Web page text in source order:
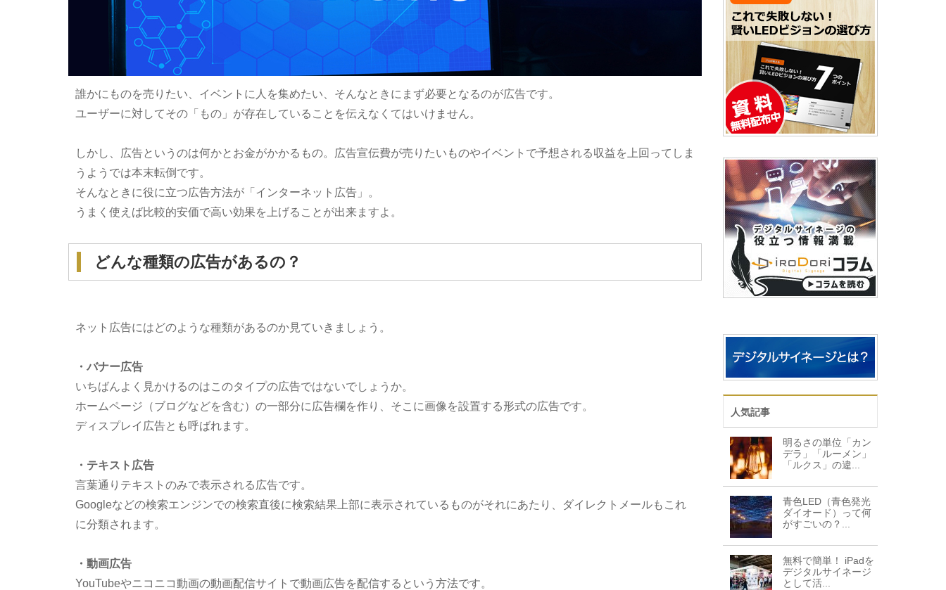
誰かにものを売りたい、イベントに人を集めたい、そんなときにまず必要となるのが広告です。
ユーザーに対してその「もの」が存在していることを伝えなくてはいけません。
しかし、広告というのは何かとお金がかかるもの。広告宣伝費が売りたいものやイベントで予想される収益を上回ってしま
うようでは本末転倒です。
そんなときに役に立つ広告方法が「インターネット広告」。
うまく使えば比較的安価で高い効果を上げることが出来ますよ。
どんな種類の広告があるの？
ネット広告にはどのような種類があるのか見ていきましょう。
・バナー広告
いちばんよく見かけるのはこのタイプの広告ではないでしょうか。
ホームページ（ブログなどを含む）の一部分に広告欄を作り、そこに画像を設置する形式の広告です。
ディスプレイ広告とも呼ばれます。
・テキスト広告
言葉通りテキストのみで表示される広告です。
Googleなどの検索エンジンでの検索直後に検索結果上部に表示されているものがそれにあたり、ダイレクトメールもこれ
に分類されます。
・動画広告
YouTubeやニコニコ動画の動画配信サイトで動画広告を配信するという方法です。
人気記事
明るさの単位「カン
デラ」「ルーメン」
「ルクス」の違...
青色LED（青色発光
ダイオード）って何
がすごいの？...
無料で簡単！ iPadを
デジタルサイネージ
として活...